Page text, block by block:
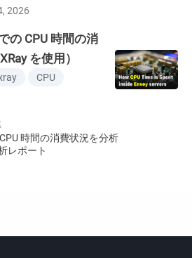
試用する
2026
の CPU 時間の消
を使用）
CPU
時間の消費状況を分析
レポート